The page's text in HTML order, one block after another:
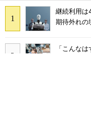
継続利用
期待外れの
「こんな